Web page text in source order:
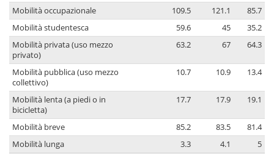
Mobilità occupazionale 109.5 121.1
85.7
Mobilità studentesca
59.6 45
35.2
Mobilità privata (uso mezzo
privato)
63.2 67 64.3
Mobilità pubblica (uso mezzo
collettivo)
10.7 10.9 13.4
Mobilità lenta (a piedi o in
bicicletta)
17.7 17.9 19.1
Mobilità breve 85.2 83.5
81.4
Mobilità lunga
3.3 4.1 5